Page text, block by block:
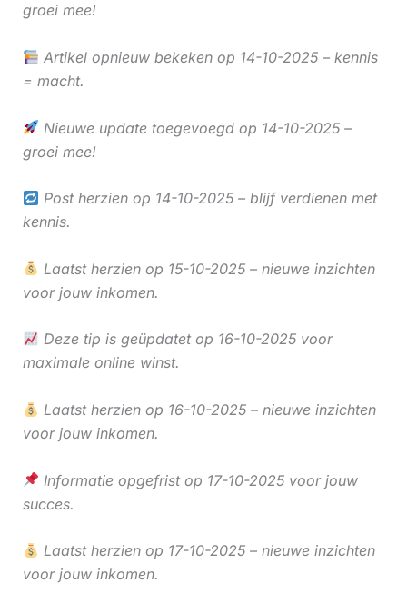
groei mee!
Artikel opnieuw bekeken op 14-10-2025 – kennis
= macht.
Nieuwe update toegevoegd op 14-10-2025 –
groei mee!
Post herzien op 14-10-2025 – blijf verdienen met
kennis.
Laatst herzien op 15-10-2025 – nieuwe inzichten
voor jouw inkomen.
Deze tip is geüpdatet op 16-10-2025 voor
maximale online winst.
Laatst herzien op 16-10-2025 – nieuwe inzichten
voor jouw inkomen.
Informatie opgefrist op 17-10-2025 voor jouw
succes.
Laatst herzien op 17-10-2025 – nieuwe inzichten
voor jouw inkomen.